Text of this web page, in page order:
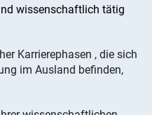
wissenschaftlich tätig
Karrierephasen , die sich
im Ausland befinden,